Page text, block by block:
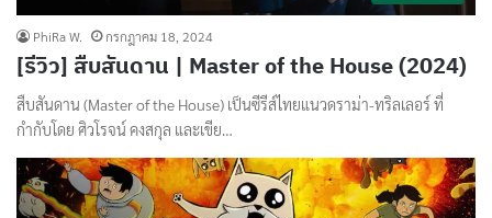
PhiRa W. กรกฎาคม 18, 2024
[รีวิว] สืบสันดาน | Master of the House (2024)
สืบสันดาน (Master of the House) เป็นซีรีส์ไทยแนวดราม่า-ทริลเลอร์ ที่
กำกับโดย ศิวโรจน์ คงสกุล และเขีย…